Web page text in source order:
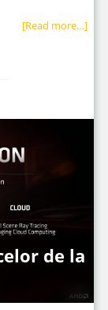
[Read more…]
de la